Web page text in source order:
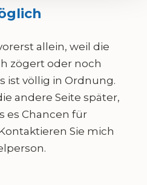
allein, weil die
zögert oder noch
ist völlig in Ordnung.
andere Seite später,
es Chancen für
Sie mich